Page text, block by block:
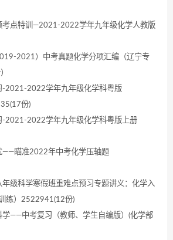
考点特训—2021-2022学年九年级化学人教版
2021）中考真题化学分项汇编（辽宁专
-2021-2022学年九年级化学科粤版
份)
-2021-2022学年九年级化学科粤版上册
——瞄准2022年中考化学压轴题
级科学寒假班重难点预习专题讲义：化学入
练）2522941(12份)
——中考复习（教师、学生自编版）(化学部